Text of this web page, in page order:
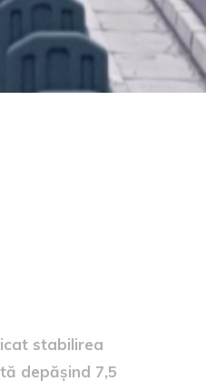
stabilirea
depășind 7,5